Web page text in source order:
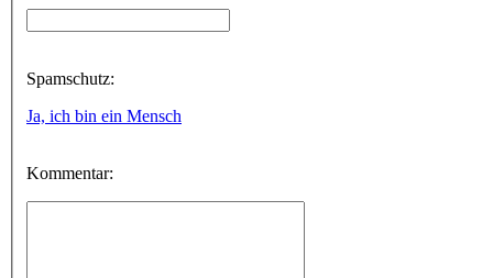
Spamschutz:
Ja, ich bin ein Mensch
Kommentar: